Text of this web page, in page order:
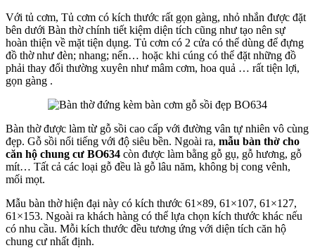
Với tủ cơm, Tủ cơm có kích thước rất gọn gàng, nhỏ nhắn được đặt
bên dưới Bàn thờ chính tiết kiệm diện tích cũng như tạo nên sự
hoàn thiện về mặt tiện dụng. Tủ cơm có 2 cửa có thể dùng để đựng
đồ thờ như đèn; nhang; nến… hoặc khi cúng có thể đặt những đồ
phải thay đổi thường xuyên như mâm cơm, hoa quả … rất tiện lợi,
gọn gàng .
Bàn thờ được làm từ gỗ sồi cao cấp với đường vân tự nhiên vô cùng
đẹp. Gỗ sồi nổi tiếng với độ siêu bền. Ngoài ra, mẫu bàn thờ cho
căn hộ chung cư BO634 còn được làm bằng gỗ gụ, gỗ hương, gỗ
mít… Tất cả các loại gỗ đều là gỗ lâu năm, không bị cong vênh,
mối mọt.
Mẫu bàn thờ hiện đại này có kích thước 61×89, 61×107, 61×127,
61×153. Ngoài ra khách hàng có thể lựa chọn kích thước khác nếu
có nhu cầu. Mỗi kích thước đều tương ứng với diện tích căn hộ
chung cư nhất định.